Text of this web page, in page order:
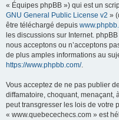
« Équipes phpBB ») qui est un
GNU General Public License v2 »
être téléchargé depuis
les discussions sur Internet.
nous acceptons ou n’acceptons
de plus amples informations au
https://www.phpbb.com/.
Vous acceptez de ne pas publier
diffamatoire, choquant, menaçant,
peut transgresser les lois de votre
« www.quebecechecs.com » est